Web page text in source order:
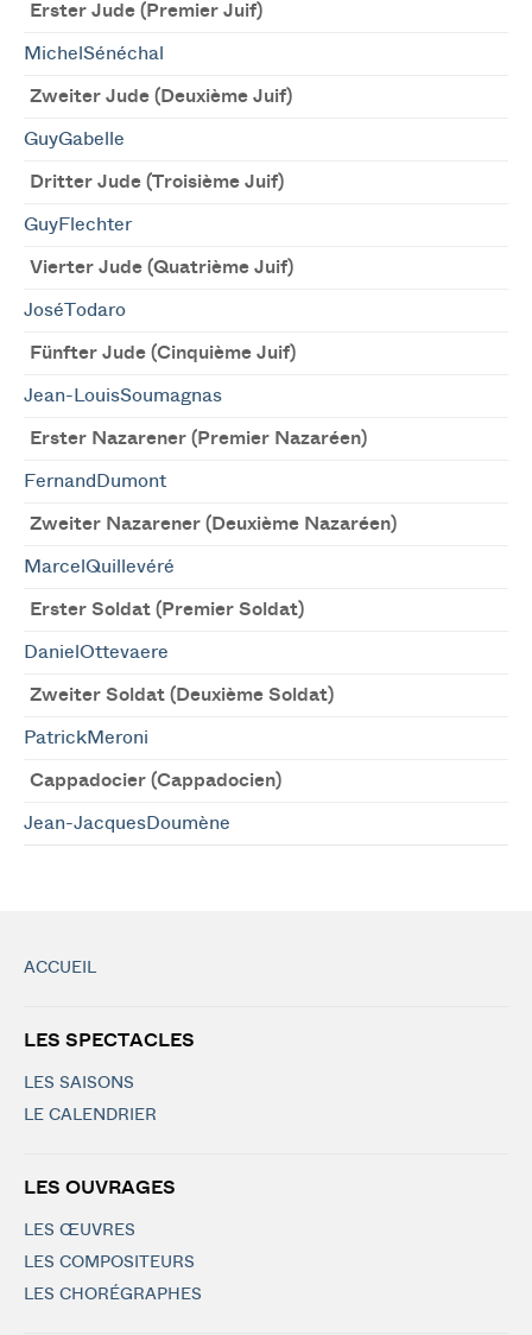
Erster Jude (Premier Juif)
MichelSénéchal
Zweiter Jude (Deuxième Juif)
GuyGabelle
Dritter Jude (Troisième Juif)
GuyFlechter
Vierter Jude (Quatrième Juif)
JoséTodaro
Fünfter Jude (Cinquième Juif)
Jean-LouisSoumagnas
Erster Nazarener (Premier Nazaréen)
FernandDumont
Zweiter Nazarener (Deuxième Nazaréen)
MarcelQuillevéré
Erster Soldat (Premier Soldat)
DanielOttevaere
Zweiter Soldat (Deuxième Soldat)
PatrickMeroni
Cappadocier (Cappadocien)
Jean-JacquesDoumène
ACCUEIL
LES SPECTACLES
LES SAISONS
LE CALENDRIER
LES OUVRAGES
LES ŒUVRES
LES COMPOSITEURS
LES CHORÉGRAPHES